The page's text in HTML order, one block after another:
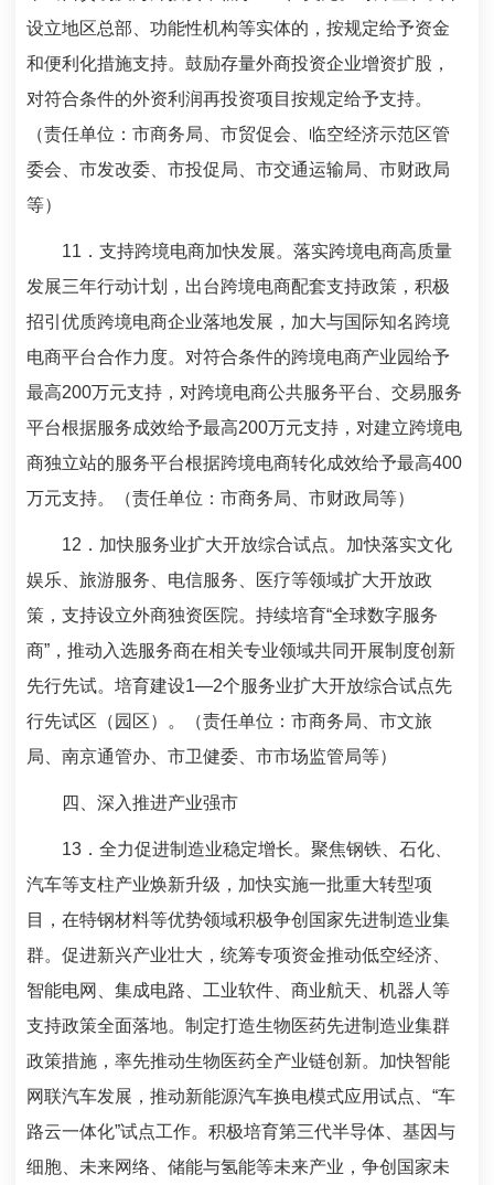
设立地区总部、功能性机构等实体的，按规定给予资金
和便利化措施支持。鼓励存量外商投资企业增资扩股，
对符合条件的外资利润再投资项目按规定给予支持。
（责任单位：市商务局、市贸促会、临空经济示范区管
委会、市发改委、市投促局、市交通运输局、市财政局
等）
11 ．支持跨境电商加快发展。落实跨境电商高质量
发展三年行动计划，出台跨境电商配套支持政策，积极
招引优质跨境电商企业落地发展，加大与国际知名跨境
电商平台合作力度。对符合条件的跨境电商产业园给予
最高200万元支持，对跨境电商公共服务平台、交易服务
平台根据服务成效给予最高200万元支持，对建立跨境电
商独立站的服务平台根据跨境电商转化成效给予最高400
万元支持。（责任单位：市商务局、市财政局等）
12 ．加快服务业扩大开放综合试点。加快落实文化
娱乐、旅游服务、电信服务、医疗等领域扩大开放政
策，支持设立外商独资医院。持续培育“全球数字服务
商”，推动入选服务商在相关专业领域共同开展制度创新
先行先试。培育建设1—2个服务业扩大开放综合试点先
行先试区（园区）。（责任单位：市商务局、市文旅
局、南京通管办、市卫健委、市市场监管局等）
四、深入推进产业强市
13 ．全力促进制造业稳定增长。聚焦钢铁、石化、
汽车等支柱产业焕新升级，加快实施一批重大转型项
目，在特钢材料等优势领域积极争创国家先进制造业集
群。促进新兴产业壮大，统筹专项资金推动低空经济、
智能电网、集成电路、工业软件、商业航天、机器人等
支持政策全面落地。制定打造生物医药先进制造业集群
政策措施，率先推动生物医药全产业链创新。加快智能
网联汽车发展，推动新能源汽车换电模式应用试点、“车
路云一体化”试点工作。积极培育第三代半导体、基因与
细胞、未来网络、储能与氢能等未来产业，争创国家未